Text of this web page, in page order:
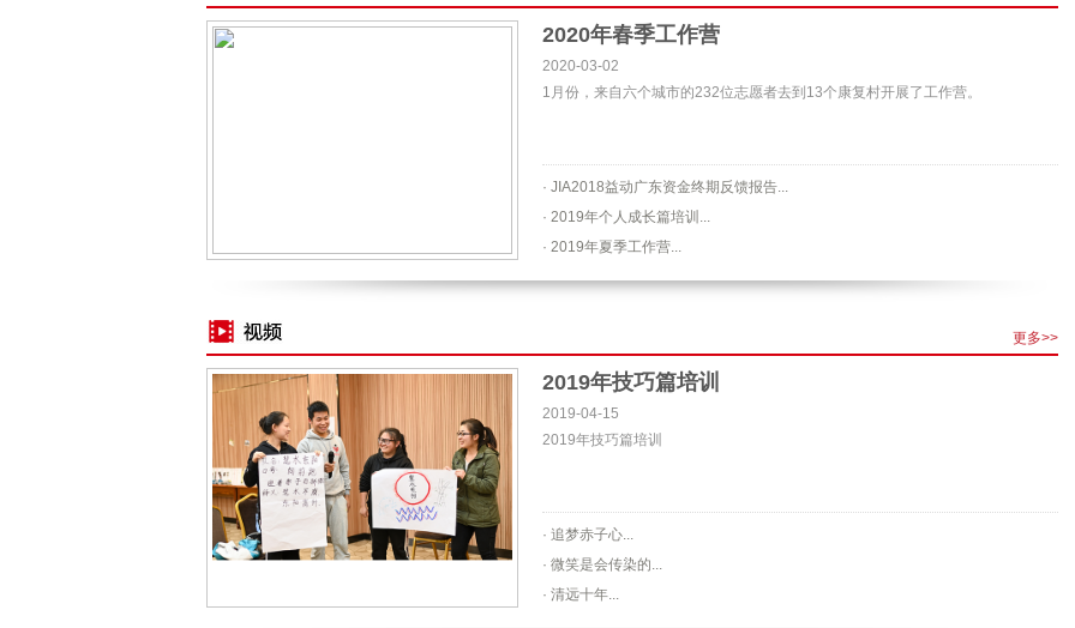
2020年春季工作营
2020-03-02
1月份，来自六个城市的232位志愿者去到13个康复村开展了工作营。
· JIA2018益动广东资金终期反馈报告...
· 2019年个人成长篇培训...
· 2019年夏季工作营...
更多>>
2019年技巧篇培训
2019-04-15
2019年技巧篇培训
· 追梦赤子心...
· 微笑是会传染的...
· 清远十年...